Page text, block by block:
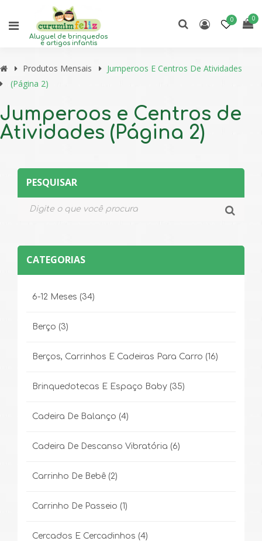
Aluguel de brinquedos
e artigos infantis
0 0
Produtos Mensais
Jumperoos E Centros De Atividades
(Página 2)
Jumperoos e Centros de
Atividades (Página 2)
PESQUISAR
CATEGORIAS
6-12 Meses (34)
Berço (3)
Berços, Carrinhos E Cadeiras Para Carro (16)
Brinquedotecas E Espaço Baby (35)
Cadeira De Balanço (4)
Cadeira De Descanso Vibratória (6)
Carrinho De Bebê (2)
Carrinho De Passeio (1)
Cercados E Cercadinhos (4)